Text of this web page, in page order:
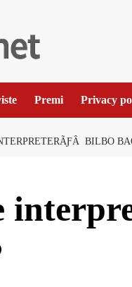
Premi Privacy
BILBO